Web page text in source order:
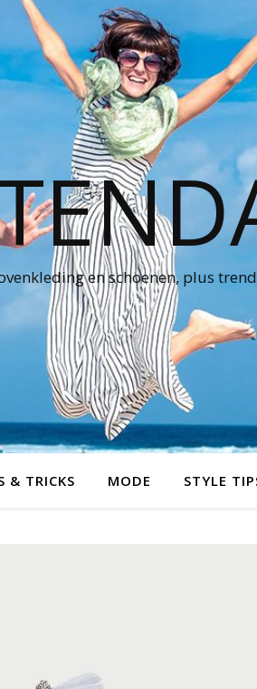
en schoenen, plus
& TRICKS MODE STYLE